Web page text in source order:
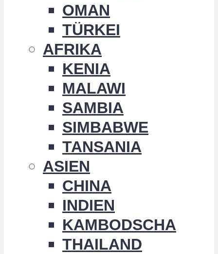
OMAN
TÜRKEI
AFRIKA
KENIA
MALAWI
SAMBIA
SIMBABWE
TANSANIA
ASIEN
CHINA
INDIEN
KAMBODSCHA
THAILAND